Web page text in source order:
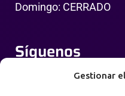
Gestionar
Domingo: CERRADO
Síguenos